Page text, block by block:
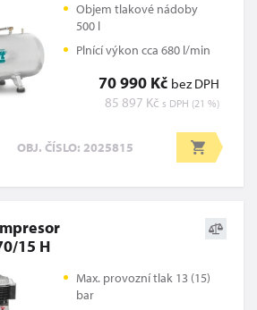
Objem tlakové nádoby
500 l
Plnící výkon cca 680 l/min
70 990 Kč bez DPH
85 897 Kč s DPH (21 %)
OBJ. ČÍSLO: 2025815
15 H
Max. provozní tlak 13 (15)
bar